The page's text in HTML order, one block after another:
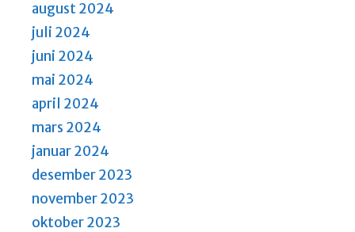
august 2024
juli 2024
juni 2024
mai 2024
april 2024
mars 2024
januar 2024
desember 2023
november 2023
oktober 2023